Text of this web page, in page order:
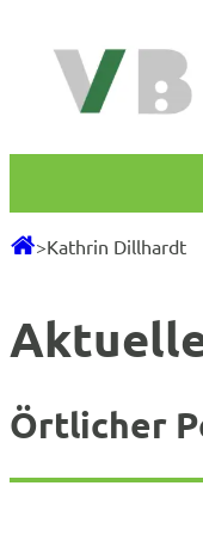
Inhalt
springen
>Kathrin Dillhardt
Örtlicher